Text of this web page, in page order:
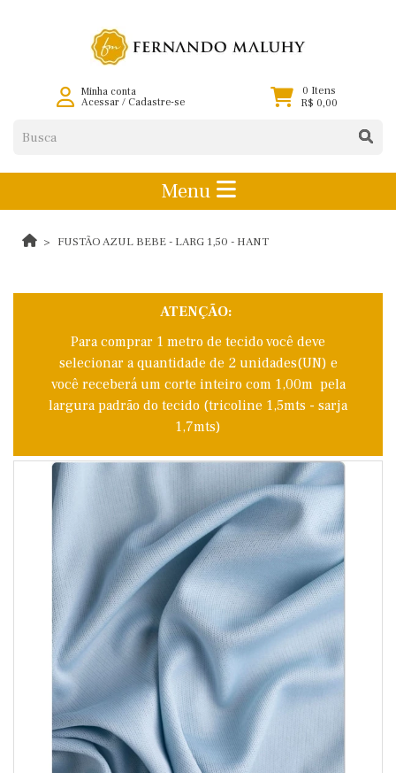
Minha conta
Acessar/ Cadastre-se
0 Itens
R$ 0,00
Menu
FUSTÃO AZUL BEBE - LARG 1,50 - HANT
ATENÇÃO:
Para comprar 1 metro de tecido você deve
selecionar a quantidade de 2 unidades(UN) e
você receberá um corte inteiro com 1,00m pela
largura padrão do tecido (tricoline 1,5mts - sarja
1,7mts)